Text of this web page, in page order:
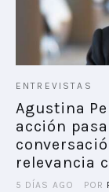
ENTREVISTAS
Agustina
acción
relevancia
5 DÍAS AGO POR